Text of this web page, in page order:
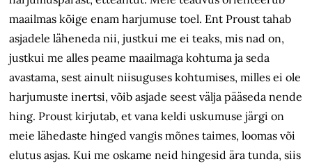
maailmas kõige enam harjumuse toel. Ent Proust tahab
asjadele läheneda nii, justkui me ei teaks, mis nad on,
justkui me alles peame maailmaga kohtuma ja seda
avastama, sest ainult niisuguses kohtumises, milles ei ole
harjumuste inertsi, võib asjade seest välja pääseda nende
hing. Proust kirjutab, et vana keldi uskumuse järgi on
meie lähedaste hinged vangis mõnes taimes, loomas või
elutus asjas. Kui me oskame neid hingesid ära tunda, siis